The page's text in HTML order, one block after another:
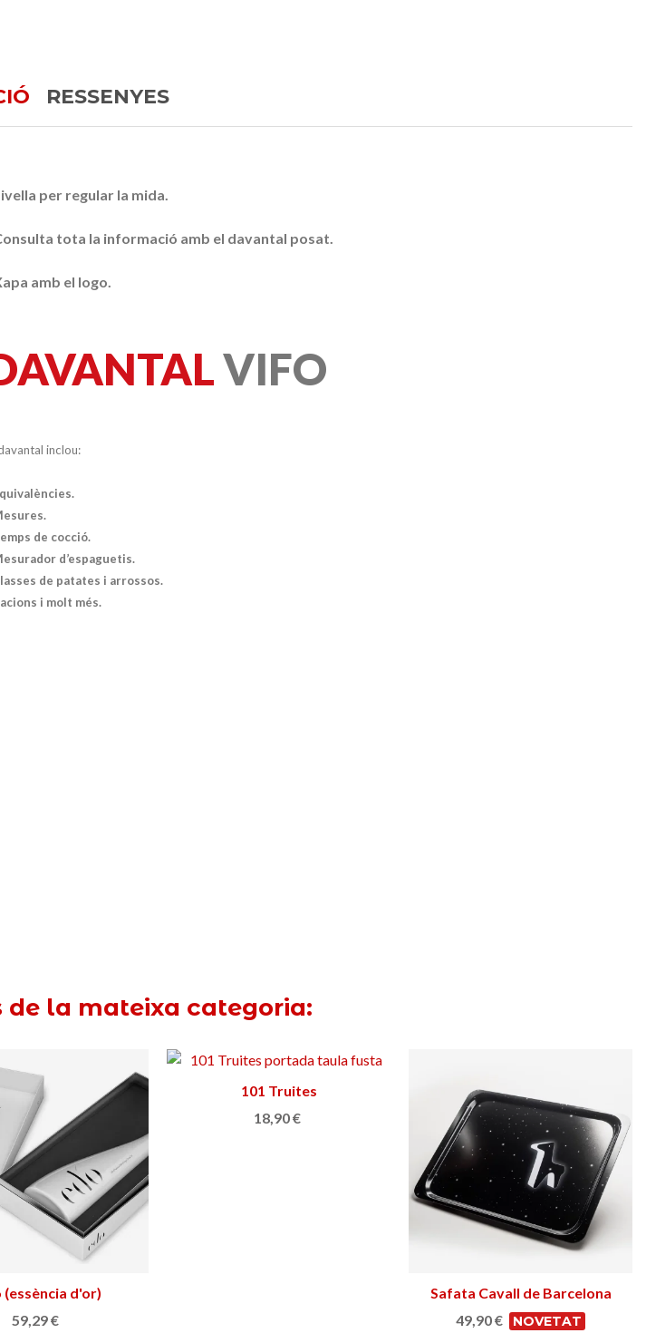
RESSENYES
per regular la mida.
tota la informació amb el davantal posat.
amb el logo.
VIFO
inclou:
de cocció.
d’espaguetis.
de patates i arrossos.
i molt més.
la mateixa categoria:
Triar opció
(essència d'or)
59,29 €
Afegir a la cistella
101 Truites
18,90 €
Afegir a la cistella
Safata Cavall de Barcelona
49,90 €
NOVETAT